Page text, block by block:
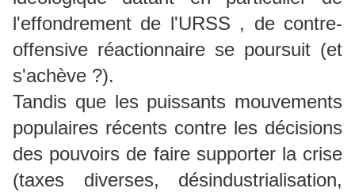
l'effondrement de l'URSS , de contre-
offensive réactionnaire se poursuit (et
s'achève ?).
Tandis que les puissants mouvements
populaires récents contre les décisions
des pouvoirs de faire supporter la crise
(taxes diverses, désindustrialisation,